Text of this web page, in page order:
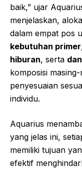
baik,” ujar
menjelaskan,
dalam empat pos
kebutuhan primer
hiburan, serta
komposisi
penyesuaian
individu.
Aquarius
yang jelas ini,
memiliki tujuan
efektif